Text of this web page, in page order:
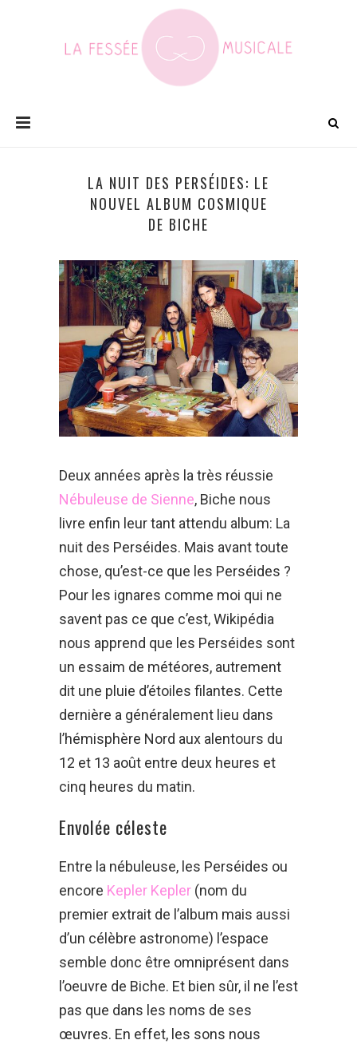
LA NUIT DES PERSÉIDES: LE
NOUVEL ALBUM COSMIQUE
DE BICHE
Deux années après la très réussie
Nébuleuse de Sienne, Biche nous
livre enfin leur tant attendu album: La
nuit des Perséides. Mais avant toute
chose, qu’est-ce que les Perséides ?
Pour les ignares comme moi qui ne
savent pas ce que c’est, Wikipédia
nous apprend que les Perséides sont
un essaim de météores, autrement
dit une pluie d’étoiles filantes. Cette
dernière a généralement lieu dans
l’hémisphère Nord aux alentours du
12 et 13 août entre deux heures et
cinq heures du matin.
Envolée céleste
Entre la nébuleuse, les Perséides ou
encore Kepler Kepler (nom du
premier extrait de l’album mais aussi
d’un célèbre astronome) l’espace
semble donc être omniprésent dans
l’oeuvre de Biche. Et bien sûr, il ne l’est
pas que dans les noms de ses
œuvres. En effet, les sons nous